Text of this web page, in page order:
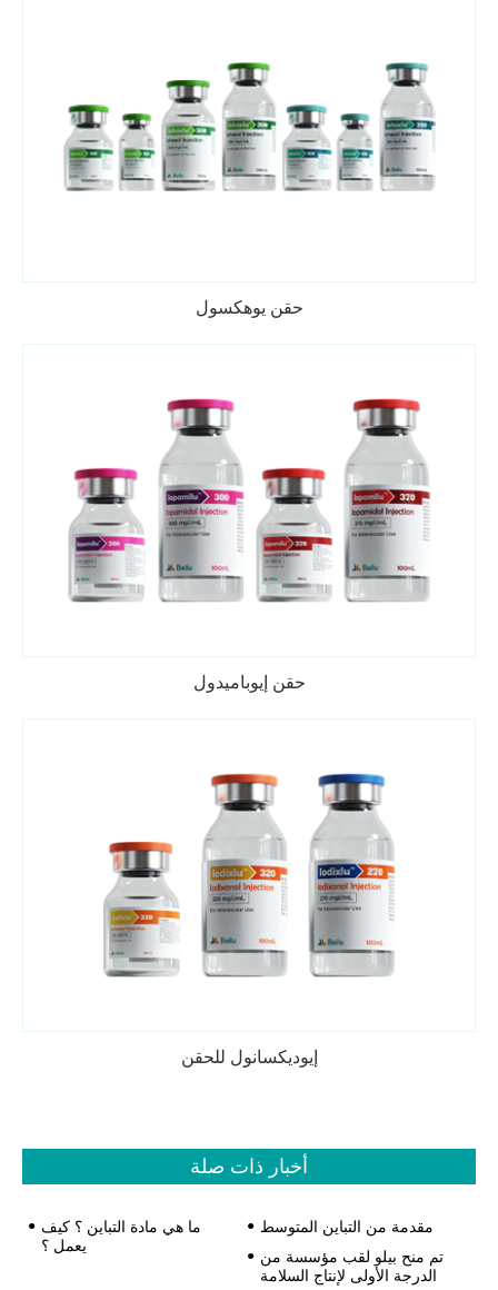
حقن يوهكسول
حقن إيوباميدول
إيوديكسانول للحقن
أخبار ذات صلة
ما هي مادة التباين ؟ كيف
يعمل ؟
مقدمة من التباين المتوسط
تم منح بيلو لقب مؤسسة من
الدرجة الأولى لإنتاج السلامة